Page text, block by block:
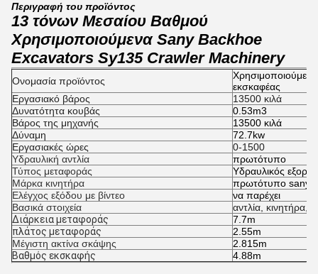
Περιγραφή του προϊόντος
13 τόνων Μεσαίου Βαθμού
Χρησιμοποιούμενα Sany Backhoe
Excavators Sy135 Crawler Machinery
Ονομασία προϊόντος
εκσκαφέας
Εργασιακό βάρος
13500 κιλά
Δυνατότητα κουβάς
0.53m3
Βάρος της μηχανής
13500 κιλά
Δύναμη
72.7kw
Εργασιακές ώρες
0-1500
Υδραυλική αντλία
πρωτότυπο
Τύπος μεταφοράς
Υδραυλικός
Μάρκα κινητήρα
πρωτότυπο sany
Ελέγχος εξόδου με βίντεο
να παρέχει
Βασικά στοιχεία
αντλία, κινητήρα,
Διάρκεια μεταφοράς
7.7m
πλάτος μεταφοράς
2.55m
Μέγιστη ακτίνα σκάψης
2.815m
Βαθμός εκσκαφής
4.88m